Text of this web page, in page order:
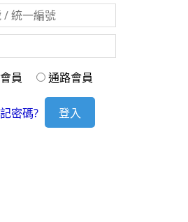
會員 通路會員
密碼?